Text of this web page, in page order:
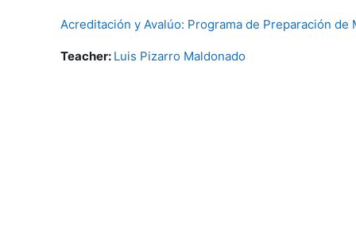
Acreditación y Avalúo: Programa de Preparación de
Teacher: Luis Pizarro Maldonado